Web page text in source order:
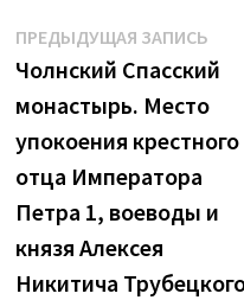
Навигация
по
записям
ПРЕДЫДУЩАЯ ЗАПИСЬ
Чолнский Спасский
монастырь. Место
упокоения крестного
отца Императора
Петра 1, воеводы и
князя Алексея
Никитича